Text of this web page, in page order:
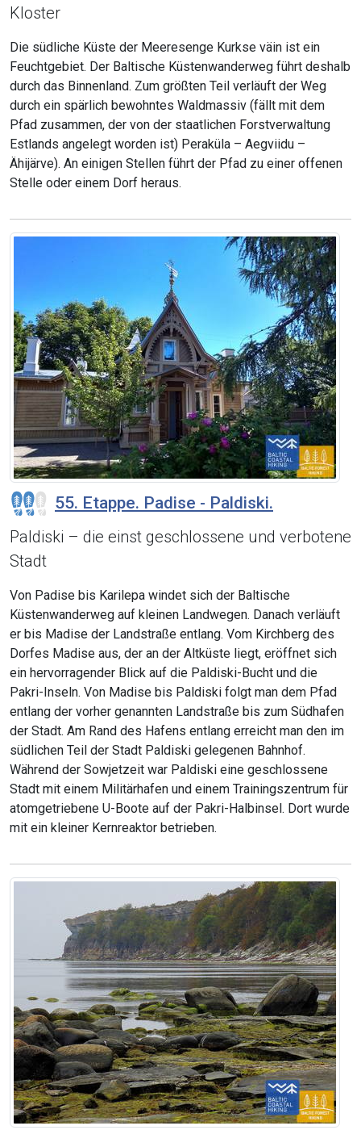
Kloster
Die südliche Küste der Meeresenge Kurkse väin ist ein
Feuchtgebiet. Der Baltische Küstenwanderweg führt deshalb
durch das Binnenland. Zum größten Teil verläuft der Weg
durch ein spärlich bewohntes Waldmassiv (fällt mit dem
Pfad zusammen, der von der staatlichen Forstverwaltung
Estlands angelegt worden ist) Peraküla – Aegviidu –
Ähijärve). An einigen Stellen führt der Pfad zu einer offenen
Stelle oder einem Dorf heraus.
55. Etappe. Padise - Paldiski.
Paldiski – die einst geschlossene und verbotene
Stadt
Von Padise bis Karilepa windet sich der Baltische
Küstenwanderweg auf kleinen Landwegen. Danach verläuft
er bis Madise der Landstraße entlang. Vom Kirchberg des
Dorfes Madise aus, der an der Altküste liegt, eröffnet sich
ein hervorragender Blick auf die Paldiski-Bucht und die
Pakri-Inseln. Von Madise bis Paldiski folgt man dem Pfad
entlang der vorher genannten Landstraße bis zum Südhafen
der Stadt. Am Rand des Hafens entlang erreicht man den im
südlichen Teil der Stadt Paldiski gelegenen Bahnhof.
Während der Sowjetzeit war Paldiski eine geschlossene
Stadt mit einem Militärhafen und einem Trainingszentrum für
atomgetriebene U-Boote auf der Pakri-Halbinsel. Dort wurde
mit ein kleiner Kernreaktor betrieben.